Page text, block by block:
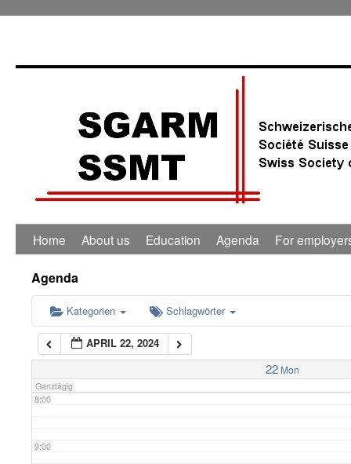
Home About us Education Agenda For
Agenda
Kategorien Schlagwörter
APRIL 22, 2024
22 Mon
Ganztägig
1:00
5:00
6:00
7:00
8:00
9:00